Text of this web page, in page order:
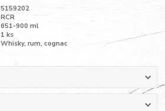
5159202
RCR
651-900 ml
1 ks
Whisky, rum, cognac